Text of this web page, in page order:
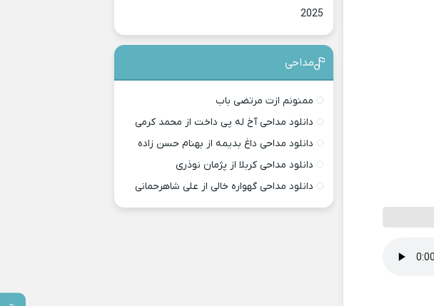
2025
مداحی
ممنونم ازت مرتضی باب
دانلود مداحی آخ له پی داخت از محمد کرمی
دانلود مداحی داغ بدیمه از بهنام حسن زاده
دانلود مداحی کربلا از پژمان نوذری
دانلود مداحی گهواره خالی از علی شاهرحمانی